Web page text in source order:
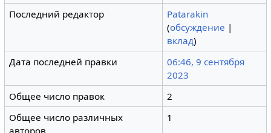
Последний редактор
Patarakin
(обсуждение |
вклад)
Дата последней правки
06:46, 9 сентября
2023
Общее число правок
2
Общее число различных
1